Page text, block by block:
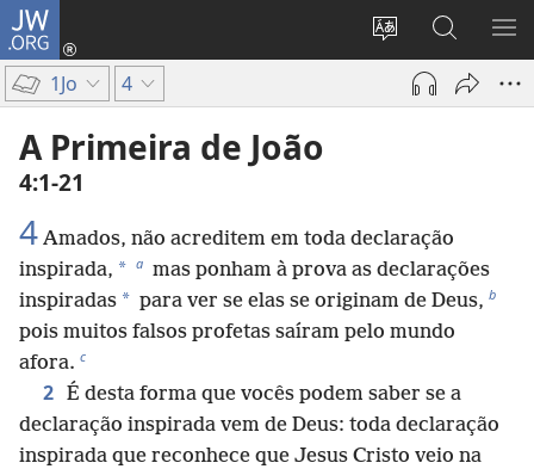
JW.ORG
Mudar
idioma
Log
Buscar
no
JW.ORG
1Jo 4
A Primeira de João
4:1-21
4 Amados, não acreditem em toda declaração
inspirada, * a mas ponham à prova as declarações
inspiradas * para ver se elas se originam de Deus, b
pois muitos falsos profetas saíram pelo mundo
afora. c
2 É desta forma que vocês podem saber se a
declaração inspirada vem de Deus: toda declaração
inspirada que reconhece que Jesus Cristo veio na